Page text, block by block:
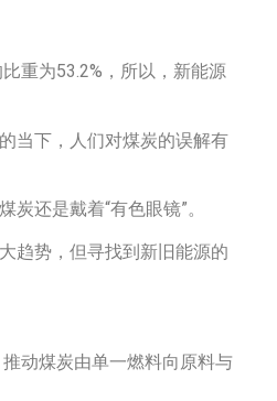
重为53.2%，所以，新能源
当下，人们对煤炭的误解有
还是戴着“有色眼镜”。
趋势，但寻找到新旧能源的
动煤炭由单一燃料向原料与